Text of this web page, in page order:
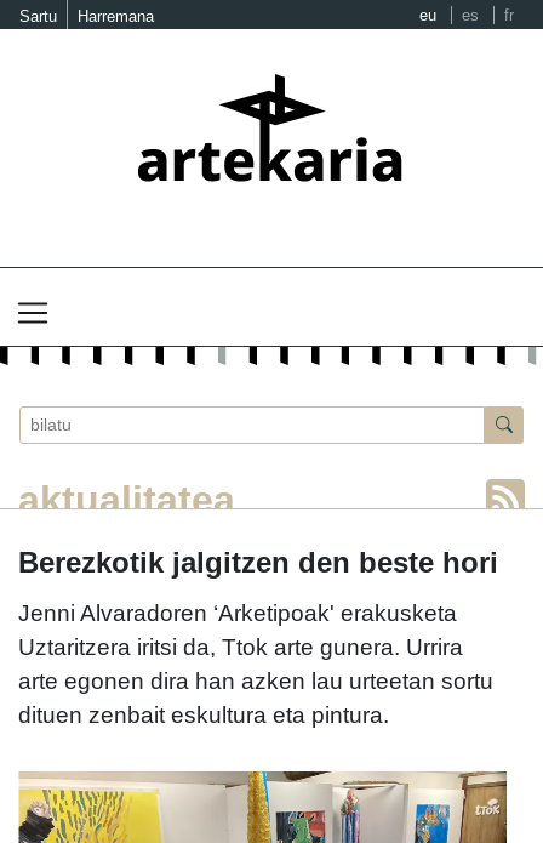
Sartu Harremana eu es fr
aktualitatea
Berezkotik jalgitzen den beste hori
Jenni Alvaradoren ‘Arketipoak' erakusketa
Uztaritzera iritsi da, Ttok arte gunera. Urrira
arte egonen dira han azken lau urteetan sortu
dituen zenbait eskultura eta pintura.